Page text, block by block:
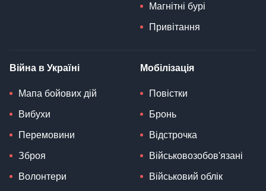
Магнітні бурі
Привітання
Війна в Україні
Мапа бойових дій
Вибухи
Перемовини
Зброя
Волонтери
Мобілізація
Повістки
Бронь
Відстрочка
Військовозобов'язані
Військовий облік